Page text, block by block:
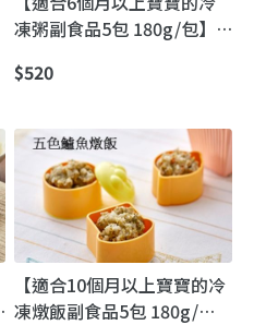
凍粥副食品5包 180g/包】
即吃，新手媽媽的省時安心
$520
【適合10個月以上寶寶的冷
凍燉飯副食品5包 180g/